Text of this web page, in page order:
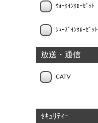
ｳｫｰｸｲﾝｸﾛｰｾﾞｯﾄ
ｼｭｰｽﾞｲﾝｸﾛｰｾﾞｯﾄ
放送・通信
CATV
ｾｷｭﾘﾃｨｰ